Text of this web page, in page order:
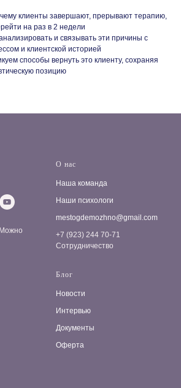
клиенты завершают, прерывают терапию,
на раз в 2 недели
и связывать эти причины с
и клиентской историей
способы вернуть это клиенту, сохраняя
позицию
О нас
Наша команда
Наши психологи
mestogdemozhno@gmail.com
+7 (923) 244 70-71
Сотрудничество
Блог
Новости
Интервью
Документы
Оферта